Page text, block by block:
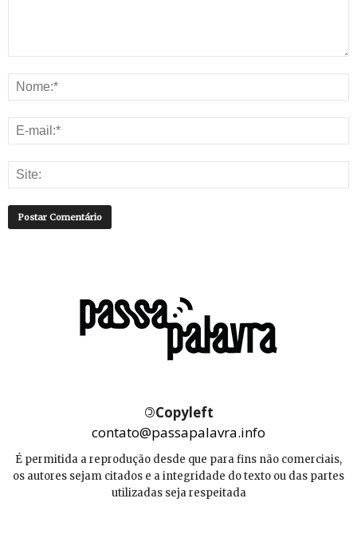
©Copyleft
contato@passapalavra.info
É permitida a reprodução desde que para fins não comerciais,
os autores sejam citados e a integridade do texto ou das partes
utilizadas seja respeitada